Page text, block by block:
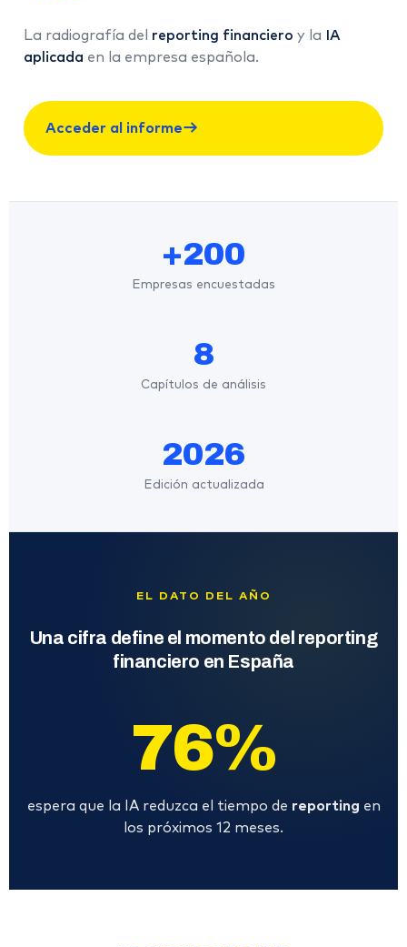
La radiografía del reporting financiero y la
IA
aplicada en la empresa española.
Acceder al informe
+200
Empresas encuestadas
8
Capítulos de análisis
2026
Edición actualizada
EL DATO DEL AÑO
Una cifra define el momento del reporting
financiero en España
76%
espera que la IA reduzca el tiempo de reporting en
los próximos 12 meses.